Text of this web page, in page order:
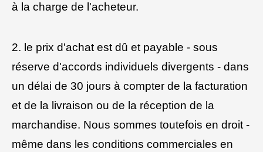
à la charge de l'acheteur.
2. le prix d'achat est dû et payable - sous
réserve d'accords individuels divergents - dans
un délai de 30 jours à compter de la facturation
et de la livraison ou de la réception de la
marchandise. Nous sommes toutefois en droit -
même dans les conditions commerciales en